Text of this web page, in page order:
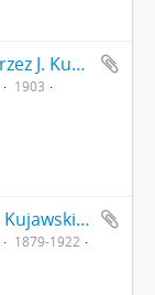
Koperta zaadresowana przez J. Kuncewicza do "Redakcyi gazety 'Wisła' w Warszawie" strona 2
1903
Bilet wizytowy Kazimierza Kujawskiego z odręczną notatką (awers)
1879-1922